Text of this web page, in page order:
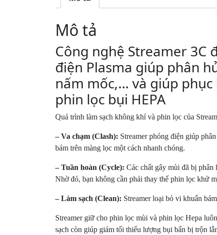
Mô tả
Công nghệ Streamer 3C
điện Plasma giúp phân
nấm mốc,… và giúp
phin lọc bụi HEPA
Quá trình làm sạch không khí và phin lọc của
– Va chạm (Clash): Streamer phóng điện giúp
bám trên màng lọc một cách nhanh chóng.
– Tuần hoàn (Cycle): Các chất gây mùi đã bị
Nhờ đó, bạn không cần phải thay thế phin lọc khử
– Làm sạch (Clean): Streamer loại bỏ vi khuẩn
Streamer giữ cho phin lọc mùi và phin lọc Hepa
sạch còn giúp giảm tối thiểu lượng bụi bẩn bị trộn